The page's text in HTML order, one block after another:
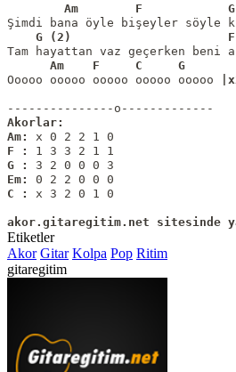
Am        F
G (2)
Ooooo ooooo ooooo ooooo ooooo
Akorlar:
Am: x 0 2 2 1 0
F :
G :
Em:
C :
x 3 2 0 1 0
akor.gitaregitim.net sitesinde
Etiketler
Akor Gitar Kolpa Pop Ritim
gitaregitim